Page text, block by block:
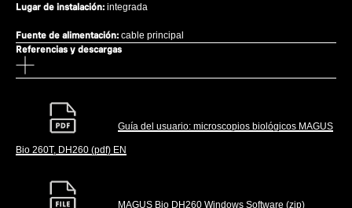
Lugar de instalación: integrada
Fuente de alimentación: cable principal
Referencias y descargas
Guía del usuario: microscopios biológicos MAGUS
Bio 260T, DH260 (pdf) EN
MAGUS Bio DH260 Windows Software (zip)